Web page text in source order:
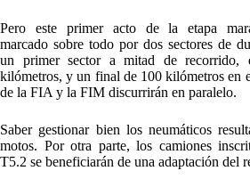
Pero este primer acto de la etapa
marcado sobre todo por dos sectores de
un primer sector a mitad de recorrido,
kilómetros, y un final de 100 kilómetros en
de la FIA y la FIM discurrirán en paralelo.
Saber gestionar bien los neumáticos
motos. Por otra parte, los camiones
T5.2 se beneficiarán de una adaptación del